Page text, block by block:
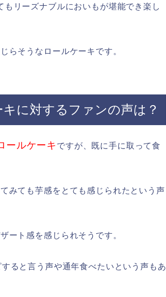
もリーズナブルにおいもが堪能でき楽し
らそうなロールケーキです。
に対するファンの声は？
ールケーキ ですが、既に手に取って食
みても芋感をとても感じられたという声
ート感を感じられそうです。
ると言う声や通年食べたいという声もあ